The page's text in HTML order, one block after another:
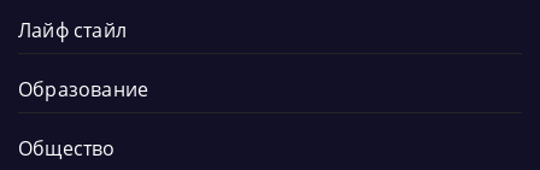
Лайф стайл
Образование
Общество